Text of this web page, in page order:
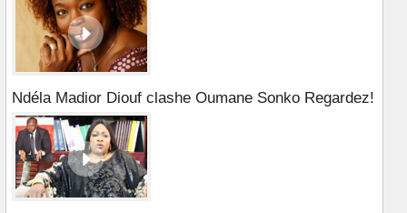
Ndéla Madior Diouf clashe Oumane Sonko Regardez!